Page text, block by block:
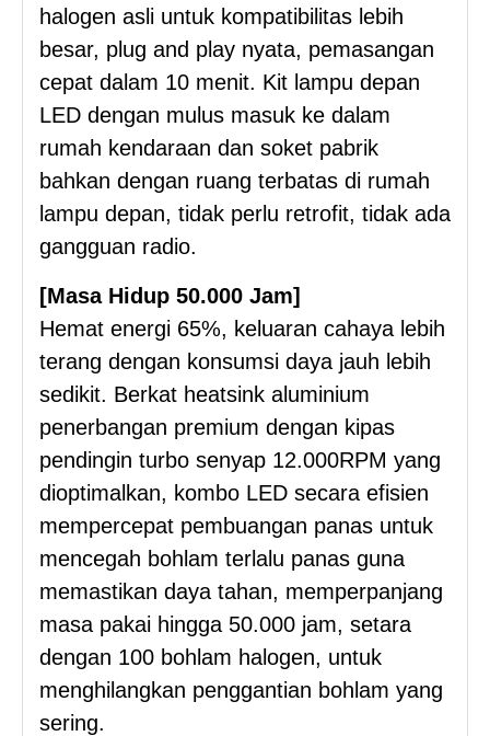
halogen asli untuk kompatibilitas lebih
besar, plug and play nyata, pemasangan
cepat dalam 10 menit. Kit lampu depan
LED dengan mulus masuk ke dalam
rumah kendaraan dan soket pabrik
bahkan dengan ruang terbatas di rumah
lampu depan, tidak perlu retrofit, tidak ada
gangguan radio.
[Masa Hidup 50.000 Jam]
Hemat energi 65%, keluaran cahaya lebih
terang dengan konsumsi daya jauh lebih
sedikit. Berkat heatsink aluminium
penerbangan premium dengan kipas
pendingin turbo senyap 12.000RPM yang
dioptimalkan, kombo LED secara efisien
mempercepat pembuangan panas untuk
mencegah bohlam terlalu panas guna
memastikan daya tahan, memperpanjang
masa pakai hingga 50.000 jam, setara
dengan 100 bohlam halogen, untuk
menghilangkan penggantian bohlam yang
sering.